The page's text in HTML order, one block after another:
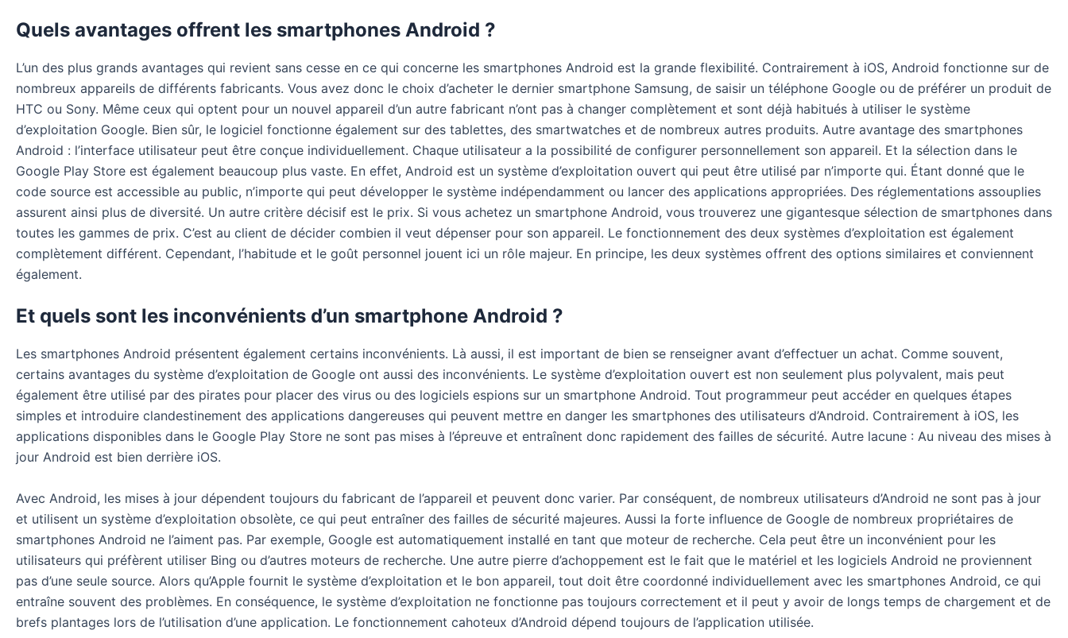
Quels avantages offrent les smartphones Android ?
L’un des plus grands avantages qui revient sans cesse en ce qui concerne les smartphones Android est la grande flexibilité. Contrairement à iOS, Android fonctionne sur de
nombreux appareils de différents fabricants. Vous avez donc le choix d’acheter le dernier smartphone Samsung, de saisir un téléphone Google ou de préférer un produit de
HTC ou Sony. Même ceux qui optent pour un nouvel appareil d’un autre fabricant n’ont pas à changer complètement et sont déjà habitués à utiliser le système
d’exploitation Google. Bien sûr, le logiciel fonctionne également sur des tablettes, des smartwatches et de nombreux autres produits. Autre avantage des smartphones
Android : l’interface utilisateur peut être conçue individuellement. Chaque utilisateur a la possibilité de configurer personnellement son appareil. Et la sélection dans le
Google Play Store est également beaucoup plus vaste. En effet, Android est un système d’exploitation ouvert qui peut être utilisé par n’importe qui. Étant donné que le
code source est accessible au public, n’importe qui peut développer le système indépendamment ou lancer des applications appropriées. Des réglementations assouplies
assurent ainsi plus de diversité. Un autre critère décisif est le prix. Si vous achetez un smartphone Android, vous trouverez une gigantesque sélection de smartphones dans
toutes les gammes de prix. C’est au client de décider combien il veut dépenser pour son appareil. Le fonctionnement des deux systèmes d’exploitation est également
complètement différent. Cependant, l’habitude et le goût personnel jouent ici un rôle majeur. En principe, les deux systèmes offrent des options similaires et conviennent
également.
Et quels sont les inconvénients d’un smartphone Android ?
Les smartphones Android présentent également certains inconvénients. Là aussi, il est important de bien se renseigner avant d’effectuer un achat. Comme souvent,
certains avantages du système d’exploitation de Google ont aussi des inconvénients. Le système d’exploitation ouvert est non seulement plus polyvalent, mais peut
également être utilisé par des pirates pour placer des virus ou des logiciels espions sur un smartphone Android. Tout programmeur peut accéder en quelques étapes
simples et introduire clandestinement des applications dangereuses qui peuvent mettre en danger les smartphones des utilisateurs d’Android. Contrairement à iOS, les
applications disponibles dans le Google Play Store ne sont pas mises à l’épreuve et entraînent donc rapidement des failles de sécurité. Autre lacune : Au niveau des mises à
jour Android est bien derrière iOS.
Avec Android, les mises à jour dépendent toujours du fabricant de l’appareil et peuvent donc varier. Par conséquent, de nombreux utilisateurs d’Android ne sont pas à jour
et utilisent un système d’exploitation obsolète, ce qui peut entraîner des failles de sécurité majeures. Aussi la forte influence de Google de nombreux propriétaires de
smartphones Android ne l’aiment pas. Par exemple, Google est automatiquement installé en tant que moteur de recherche. Cela peut être un inconvénient pour les
utilisateurs qui préfèrent utiliser Bing ou d’autres moteurs de recherche. Une autre pierre d’achoppement est le fait que le matériel et les logiciels Android ne proviennent
pas d’une seule source. Alors qu’Apple fournit le système d’exploitation et le bon appareil, tout doit être coordonné individuellement avec les smartphones Android, ce qui
entraîne souvent des problèmes. En conséquence, le système d’exploitation ne fonctionne pas toujours correctement et il peut y avoir de longs temps de chargement et de
brefs plantages lors de l’utilisation d’une application. Le fonctionnement cahoteux d’Android dépend toujours de l’application utilisée.